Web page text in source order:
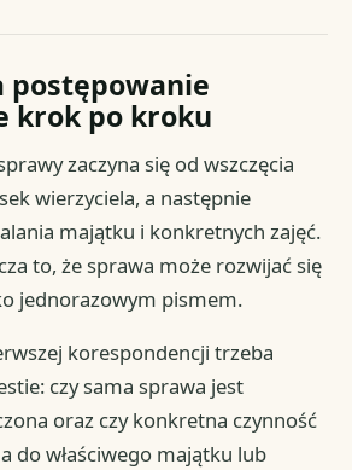
postępowanie
krok po kroku
zaczyna się od wszczęcia
wierzyciela, a następnie
majątku i konkretnych zajęć.
to, że sprawa może rozwijać się
jednorazowym pismem.
korespondencji trzeba
czy sama sprawa jest
oraz czy konkretna czynność
do właściwego majątku lub